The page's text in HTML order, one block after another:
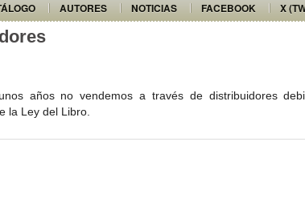
AUTORES NOTICIAS FACEBOOK X
años no vendemos a través de distribuidores
la Ley del Libro.